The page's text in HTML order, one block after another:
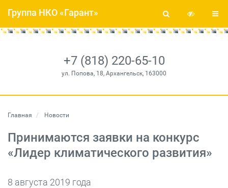
+7 (818) 220-65-10
ул. Попова, 18, Архангельск, 163000
Группа НКО «Гарант»
Главная Новости
Принимаются заявки на конкурс
«Лидер климатического развития»
8 августа 2019 года